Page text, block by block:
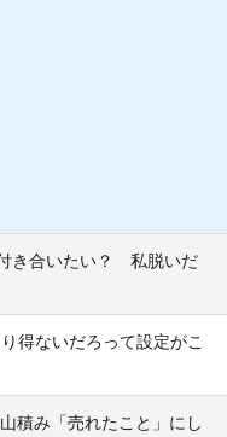
き合いたい？ 私脱いだ
得ないだろって設定がこ
積み「売れたこと」にし